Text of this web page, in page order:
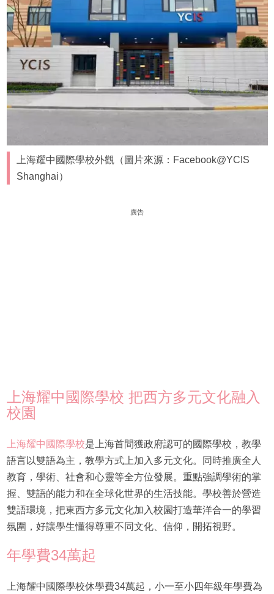
上海耀中國際學校外觀（圖片來源：Facebook@YCIS
Shanghai）
廣告
上海耀中國際學校 把西方多元文化融入
校園
上海耀中國際學校是上海首間獲政府認可的國際學校，教學
語言以雙語為主，教學方式上加入多元文化。同時推廣全人
教育，學術、社會和心靈等全方位發展。重點強調學術的掌
握、雙語的能力和在全球化世界的生活技能。學校善於營造
雙語環境，把東西方多元文化加入校園打造華洋合一的學習
氛圍，好讓學生懂得尊重不同文化、信仰，開拓視野。
年學費34萬起
上海耀中國際學校休學費34萬起，小一至小四年級年學費為